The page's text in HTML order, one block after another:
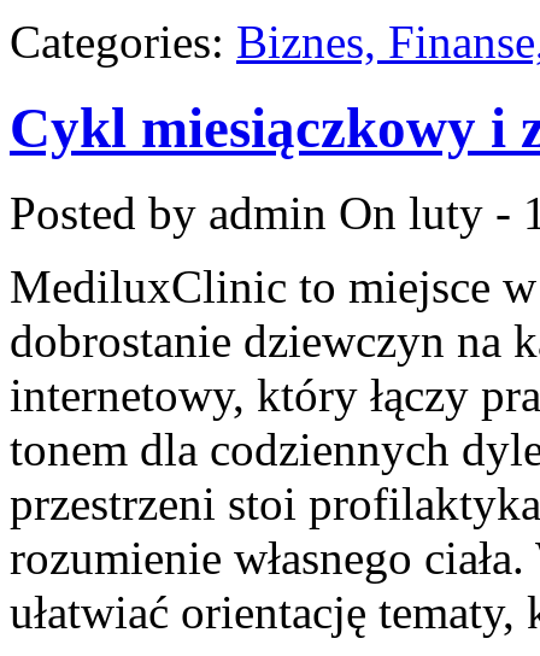
Categories: Biznes,
Cykl miesiączkowy i
Posted by admin On luty -
MediluxClinic to miejsce
dobrostanie dziewczyn na
internetowy, który łączy
tonem dla codziennych
przestrzeni stoi
rozumienie własnego
ułatwiać orientację tematy,